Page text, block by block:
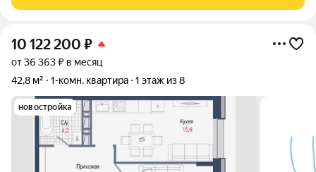
10 122 200 ₽
от 36 363 ₽ в месяц
42,8 м²
1-комн. квартира 1 этаж из 8
новостройка